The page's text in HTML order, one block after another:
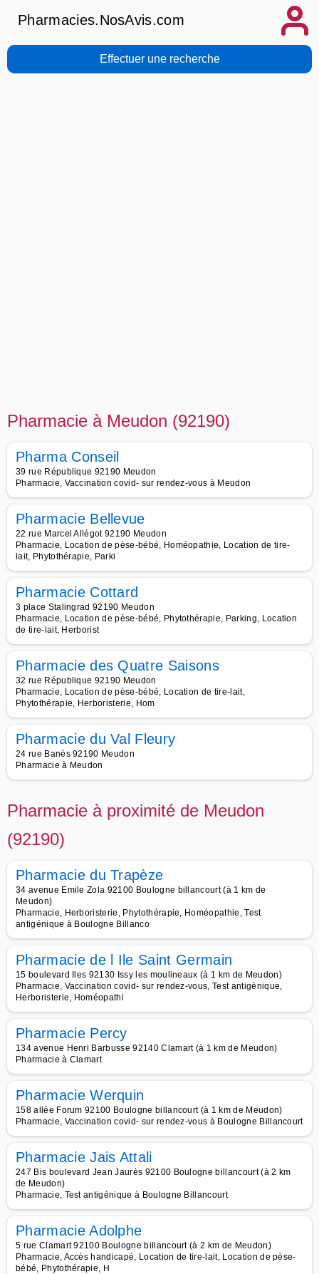
Pharmacies.NosAvis.com
Effectuer une recherche
Pharmacie à Meudon (92190)
Pharma Conseil
39 rue République 92190 Meudon
Pharmacie, Vaccination covid- sur rendez-vous à Meudon
Pharmacie Bellevue
22 rue Marcel Allégot 92190 Meudon
Pharmacie, Location de pèse-bébé, Homéopathie, Location de tire-
lait, Phytothérapie, Parki
Pharmacie Cottard
3 place Stalingrad 92190 Meudon
Pharmacie, Location de pèse-bébé, Phytothérapie, Parking, Location
de tire-lait, Herborist
Pharmacie des Quatre Saisons
32 rue République 92190 Meudon
Pharmacie, Location de pèse-bébé, Location de tire-lait,
Phytothérapie, Herboristerie, Hom
Pharmacie du Val Fleury
24 rue Banès 92190 Meudon
Pharmacie à Meudon
Pharmacie à proximité de Meudon
(92190)
Pharmacie du Trapèze
34 avenue Emile Zola 92100 Boulogne billancourt (à 1 km de
Meudon)
Pharmacie, Herboristerie, Phytothérapie, Homéopathie, Test
antigénique à Boulogne Billanco
Pharmacie de l Ile Saint Germain
15 boulevard Iles 92130 Issy les moulineaux (à 1 km de Meudon)
Pharmacie, Vaccination covid- sur rendez-vous, Test antigénique,
Herboristerie, Homéopathi
Pharmacie Percy
134 avenue Henri Barbusse 92140 Clamart (à 1 km de Meudon)
Pharmacie à Clamart
Pharmacie Werquin
158 allée Forum 92100 Boulogne billancourt (à 1 km de Meudon)
Pharmacie, Vaccination covid- sur rendez-vous à Boulogne Billancourt
Pharmacie Jais Attali
247 Bis boulevard Jean Jaurès 92100 Boulogne billancourt (à 2 km
de Meudon)
Pharmacie, Test antigénique à Boulogne Billancourt
Pharmacie Adolphe
5 rue Clamart 92100 Boulogne billancourt (à 2 km de Meudon)
Pharmacie, Accès handicapé, Location de tire-lait, Location de pèse-
bébé, Phytothérapie, H